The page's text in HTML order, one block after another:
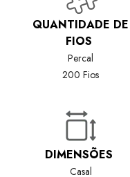
QUANTIDADE DE
FIOS
Percal
200 Fios
DIMENSÕES
Casal